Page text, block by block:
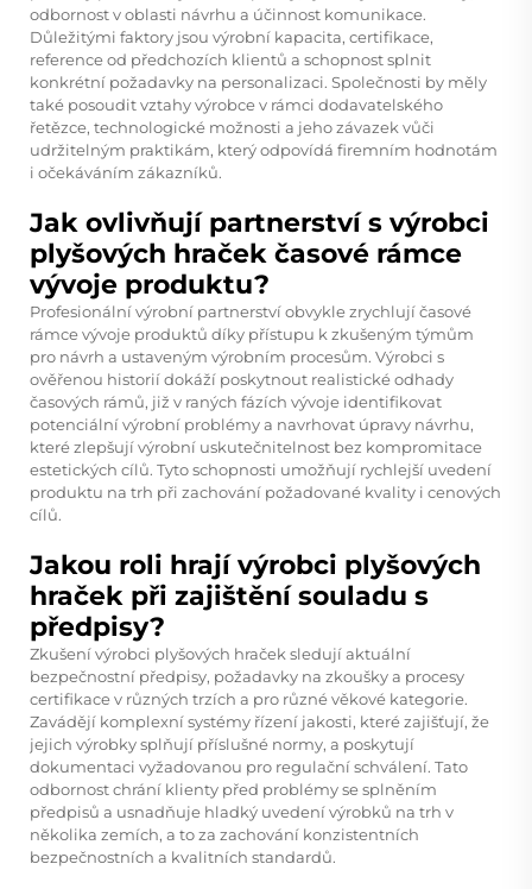
odbornost v oblasti návrhu a účinnost komunikace.
Důležitými faktory jsou výrobní kapacita, certifikace,
reference od předchozích klientů a schopnost splnit
konkrétní požadavky na personalizaci. Společnosti by měly
také posoudit vztahy výrobce v rámci dodavatelského
řetězce, technologické možnosti a jeho závazek vůči
udržitelným praktikám, který odpovídá firemním hodnotám
i očekáváním zákazníků.
Jak ovlivňují partnerství s výrobci
plyšových hraček časové rámce
vývoje produktu?
Profesionální výrobní partnerství obvykle zrychlují časové
rámce vývoje produktů díky přístupu k zkušeným týmům
pro návrh a ustaveným výrobním procesům. Výrobci s
ověřenou historií dokáží poskytnout realistické odhady
časových rámů, již v raných fázích vývoje identifikovat
potenciální výrobní problémy a navrhovat úpravy návrhu,
které zlepšují výrobní uskutečnitelnost bez kompromitace
estetických cílů. Tyto schopnosti umožňují rychlejší uvedení
produktu na trh při zachování požadované kvality i cenových
cílů.
Jakou roli hrají výrobci plyšových
hraček při zajištění souladu s
předpisy?
Zkušení výrobci plyšových hraček sledují aktuální
bezpečnostní předpisy, požadavky na zkoušky a procesy
certifikace v různých trzích a pro různé věkové kategorie.
Zavádějí komplexní systémy řízení jakosti, které zajišťují, že
jejich výrobky splňují příslušné normy, a poskytují
dokumentaci vyžadovanou pro regulační schválení. Tato
odbornost chrání klienty před problémy se splněním
předpisů a usnadňuje hladký uvedení výrobků na trh v
několika zemích, a to za zachování konzistentních
bezpečnostních a kvalitních standardů.